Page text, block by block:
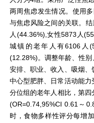
两周焦虑发生情况。使用
与焦虑风险之间的关联。
人(44.36%),女性5873人
城镇的老年人有6106人
(12.28%)。调整年龄、性
安排、职业、收入、吸烟
中心型肥胖、日常活动能
分位组的老年人相比，第
(OR=0.74,95%CI 0.61～
时，食物多样性评分每增